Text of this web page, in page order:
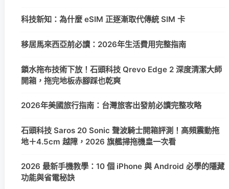
科技新知：為什麼 eSIM 正逐漸取代傳統 SIM 卡
移居馬來西亞前必讀：2026年生活費用完整指南
鎖水拖布技術下放！石頭科技 Qrevo Edge 2 深度清潔大師
開箱，拖完地板赤腳踩也乾爽
2026年美國旅行指南：台灣旅客出發前必讀完整攻略
石頭科技 Saros 20 Sonic 聲波騎士開箱評測！高頻震動拖
地＋4.5cm 越障，2026 旗艦掃拖機皇一次看
2026 最新手機教學：10 個 iPhone 與 Android 必學的隱藏
功能與省電秘訣